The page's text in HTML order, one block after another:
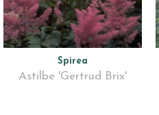
Spirea
Astilbe 'Gertrud Brix'